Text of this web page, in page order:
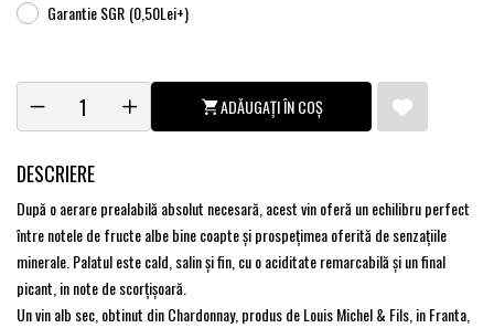
Garantie SGR (0,50Lei+)
ADĂUGAȚI ÎN COȘ
DESCRIERE
După o aerare prealabilă absolut necesară, acest vin oferă un echilibru perfect
între notele de fructe albe bine coapte și prospețimea oferită de senzațiile
minerale. Palatul este cald, salin și fin, cu o aciditate remarcabilă și un final
picant, in note de scorțișoară.
Un vin alb sec, obtinut din Chardonnay, produs de Louis Michel & Fils, in Franta,